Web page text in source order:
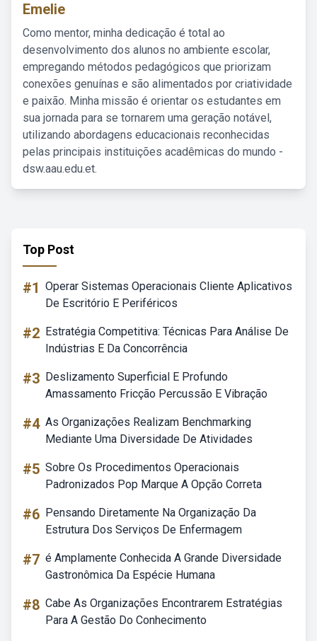
Emelie
Como mentor, minha dedicação é total ao
desenvolvimento dos alunos no ambiente escolar,
empregando métodos pedagógicos que priorizam
conexões genuínas e são alimentados por criatividade
e paixão. Minha missão é orientar os estudantes em
sua jornada para se tornarem uma geração notável,
utilizando abordagens educacionais reconhecidas
pelas principais instituições acadêmicas do mundo -
dsw.aau.edu.et.
Top Post
#1 Operar Sistemas Operacionais Cliente Aplicativos
De Escritório E Periféricos
#2 Estratégia Competitiva: Técnicas Para Análise De
Indústrias E Da Concorrência
#3 Deslizamento Superficial E Profundo
Amassamento Fricção Percussão E Vibração
#4 As Organizações Realizam Benchmarking
Mediante Uma Diversidade De Atividades
#5 Sobre Os Procedimentos Operacionais
Padronizados Pop Marque A Opção Correta
#6 Pensando Diretamente Na Organização Da
Estrutura Dos Serviços De Enfermagem
#7 é Amplamente Conhecida A Grande Diversidade
Gastronômica Da Espécie Humana
#8 Cabe As Organizações Encontrarem Estratégias
Para A Gestão Do Conhecimento